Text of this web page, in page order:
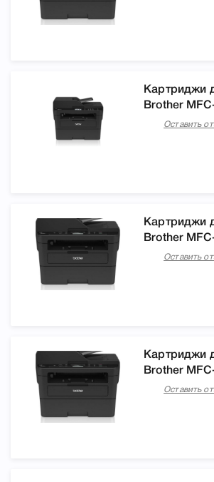
Картриджи
Brother
Оставить
Картриджи
Brother
Оставить
Картриджи
Brother
Оставить